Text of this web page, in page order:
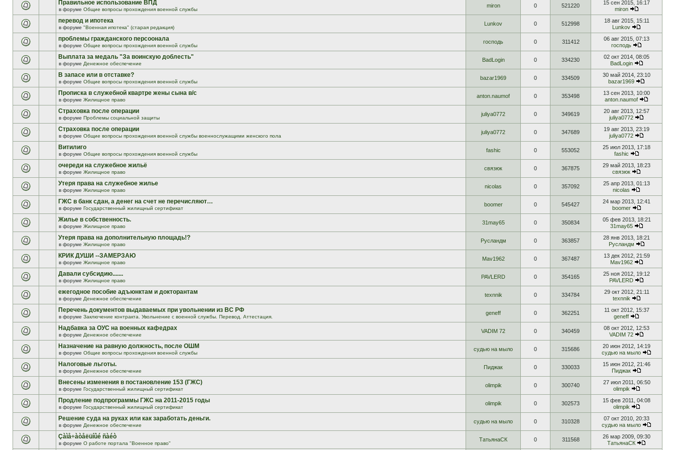
Правильное использование ВПД
в форуме Общие вопросы прохождения военной службы
miron 0 521220
15 сен 2015, 16:17
miron
перевод и ипотека
в форуме "Военная ипотека" (старая редакция)
Lunkov 0 512998
18 авг 2015, 15:11
Lunkov
проблемы гражданского персоонала
в форуме Общие вопросы прохождения военной службы
господь 0 311412
06 авг 2015, 07:13
господь
Выплата за медаль "За воинскую доблесть"
в форуме Денежное обеспечение
BadLogin 0 334230
02 окт 2014, 08:05
BadLogin
В запасе или в отставке?
в форуме Общие вопросы прохождения военной службы
bazar1969 0 334509
30 май 2014, 23:10
bazar1969
Прописка в служебной квартре жены сына в/с
в форуме Жилищное право
anton.naumof 0 353498
13 сен 2013, 10:00
anton.naumof
Страховка после операции
в форуме Проблемы социальной защиты
juliya0772 0 349619
20 авг 2013, 12:57
juliya0772
Страховка после операции
в форуме Общие вопросы прохождения военной службы военнослужащими женского пола
juliya0772 0 347689
19 авг 2013, 23:19
juliya0772
Витилиго
в форуме Общие вопросы прохождения военной службы
fashic 0 553052
25 июл 2013, 17:18
fashic
очереди на служебное жильё
в форуме Жилищное право
связюк 0 367875
29 май 2013, 18:23
связюк
Утеря права на служебное жилье
в форуме Жилищное право
nicolas 0 357092
25 апр 2013, 01:13
nicolas
ГЖС в банк сдан, а денег на счет не перечисляют…
в форуме Государственный жилищный сертификат
boomer 0 545427
24 мар 2013, 12:41
boomer
Жилье в собственность.
в форуме Жилищное право
31may65 0 350834
05 фев 2013, 18:21
31may65
Утеря права на дополнительную площадь!?
в форуме Жилищное право
Русландм 0 363857
28 янв 2013, 18:21
Русландм
КРИК ДУШИ --ЗАМЕРЗАЮ
в форуме Жилищное право
Mav1962 0 367487
13 дек 2012, 21:59
Mav1962
Давали субсидию.......
в форуме Жилищное право
PAVLERD 0 354165
25 ноя 2012, 19:12
PAVLERD
ежегодное пособие адъюнктам и докторантам
в форуме Денежное обеспечение
texnnik 0 334784
29 окт 2012, 21:11
texnnik
Перечень документов выдаваемых при увольнении из ВС РФ
в форуме Заключение контракта. Увольнение с военной службы. Перевод. Аттестация.
geneff 0 362251
11 окт 2012, 15:37
geneff
Надбавка за ОУС на военных кафедрах
в форуме Денежное обеспечение
VADIM 72 0 340459
08 окт 2012, 12:53
VADIM 72
Назначение на равную должность, после ОШМ
в форуме Общие вопросы прохождения военной службы
судью на мыло 0 315686
20 июн 2012, 14:19
судью на мыло
Налоговые льготы.
в форуме Денежное обеспечение
Пиджак 0 330033
15 июн 2012, 21:46
Пиджак
Внесены изменения в постановление 153 (ГЖС)
в форуме Государственный жилищный сертификат
olimpik 0 300740
27 июл 2011, 06:50
olimpik
Продление подпрограммы ГЖС на 2011-2015 годы
в форуме Государственный жилищный сертификат
olimpik 0 302573
15 фев 2011, 04:08
olimpik
Решение суда на руках или как заработать деньги.
в форуме Денежное обеспечение
судью на мыло 0 310328
07 окт 2010, 20:33
судью на мыло
Çàìå÷àòåëüíûé ñàéò
в форуме О работе портала "Военное право"
ТатьянаСК 0 311568
26 мар 2009, 09:30
ТатьянаСК